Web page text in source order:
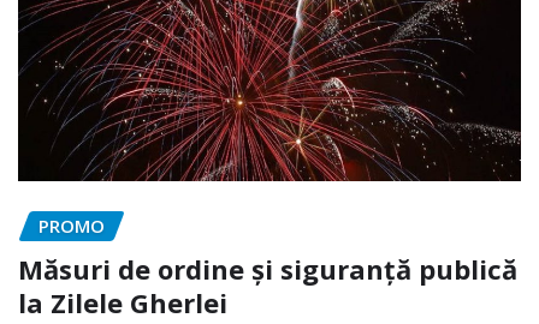
PROMO
Măsuri de ordine și siguranță publică
la Zilele Gherlei